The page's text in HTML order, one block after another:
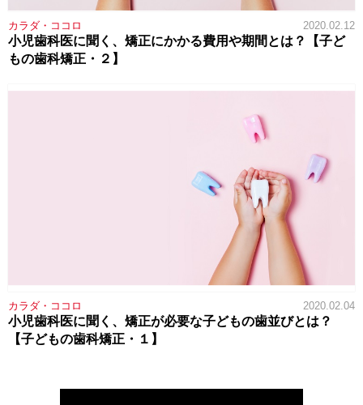
カラダ・ココロ 2020.02.12
小児歯科医に聞く、矯正にかかる費用や期間とは？【子ど
もの歯科矯正・２】
カラダ・ココロ 2020.02.04
小児歯科医に聞く、矯正が必要な子どもの歯並びとは？
【子どもの歯科矯正・１】